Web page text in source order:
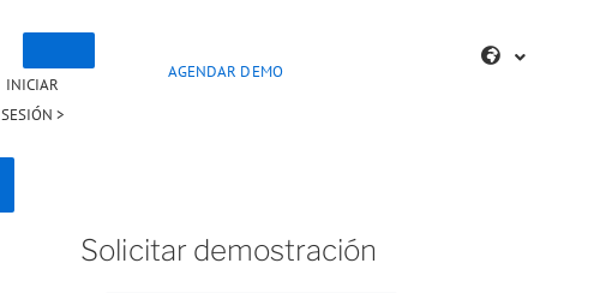
INICIAR
SESIÓN >
AGENDAR DEMO
Solicitar demostración